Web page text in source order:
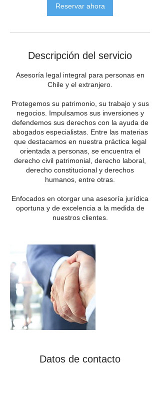
Reservar ahora
Descripción del servicio
Asesoría legal integral para personas en
Chile y el extranjero.
Protegemos su patrimonio, su trabajo y sus
negocios. Impulsamos sus inversiones y
defendemos sus derechos con la ayuda de
abogados especialistas. Entre las materias
que destacamos en nuestra práctica legal
orientada a personas, se encuentra el
derecho civil patrimonial, derecho laboral,
derecho constitucional y derechos
humanos, entre otras.
Enfocados en otorgar una asesoría jurídica
oportuna y de excelencia a la medida de
nuestros clientes.
Datos de contacto